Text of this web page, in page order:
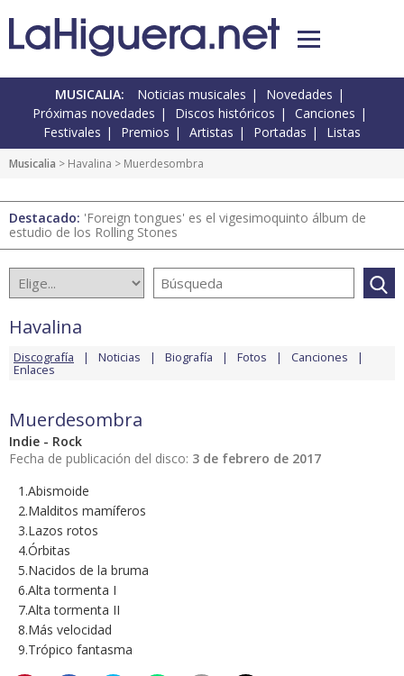
MUSICALIA: Noticias musicales
Novedades
Próximas novedades
Discos históricos
Canciones
Festivales
Premios Artistas Portadas Listas
Musicalia > Havalina > Muerdesombra
Destacado: 'Foreign tongues' es el vigesimoquinto álbum de
estudio de los Rolling Stones
Havalina
Discografía Noticias Biografía Fotos Canciones
Enlaces
Muerdesombra
Indie - Rock
Fecha de publicación del disco: 3 de febrero de 2017
1.Abismoide
2.Malditos mamíferos
3.Lazos rotos
4.Órbitas
5.Nacidos de la bruma
6.Alta tormenta I
7.Alta tormenta II
8.Más velocidad
9.Trópico fantasma